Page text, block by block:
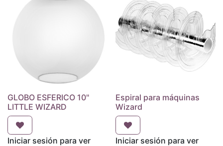
GLOBO ESFERICO 10"
LITTLE WIZARD
Iniciar sesión para ver
Espiral para máquinas
Wizard
Iniciar sesión para ver